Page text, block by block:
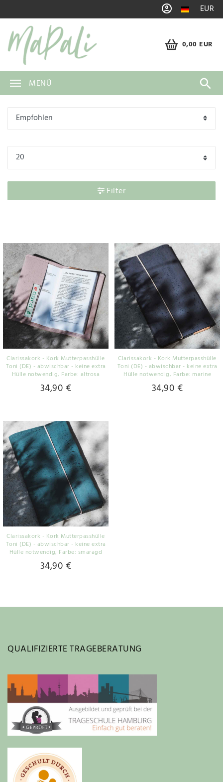
EUR
0,00 EUR
MENÜ
Filter
Clarissakork - Kork Mutterpasshülle
Toni (DE) - abwischbar - keine extra
Hülle notwendig, Farbe: altrosa
34,90 €
Clarissakork - Kork Mutterpasshülle
Toni (DE) - abwischbar - keine extra
Hülle notwendig, Farbe: marine
34,90 €
Clarissakork - Kork Mutterpasshülle
Toni (DE) - abwischbar - keine extra
Hülle notwendig, Farbe: smaragd
34,90 €
QUALIFIZIERTE TRAGEBERATUNG